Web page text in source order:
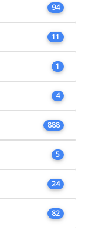
94
11
1
4
888
5
24
82